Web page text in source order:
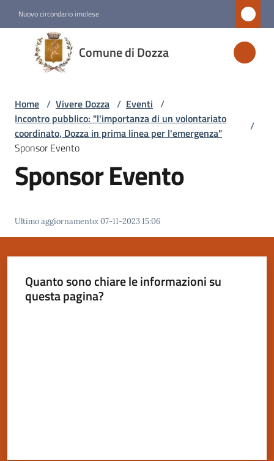
Nuovo circondario imolese
Comune di Dozza
Comune
di
Dozza
Amministrazione
Novità
Menu selezionato
Home / Vivere Dozza / Eventi /
Incontro pubblico: "l'importanza di un volontariato
coordinato, Dozza in prima linea per l'emergenza"
/
Sponsor Evento
Sponsor Evento
Ultimo aggiornamento:07-11-2023 15:06
Quanto sono chiare le informazioni su
questa pagina?